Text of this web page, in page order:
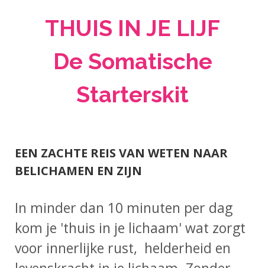
THUIS IN JE LIJF
De Somatische
Starterskit
EEN ZACHTE REIS VAN WETEN NAAR
BELICHAMEN EN ZIJN
In minder dan 10 minuten per dag
kom je 'thuis in je lichaam' wat zorgt
voor innerlijke rust, helderheid en